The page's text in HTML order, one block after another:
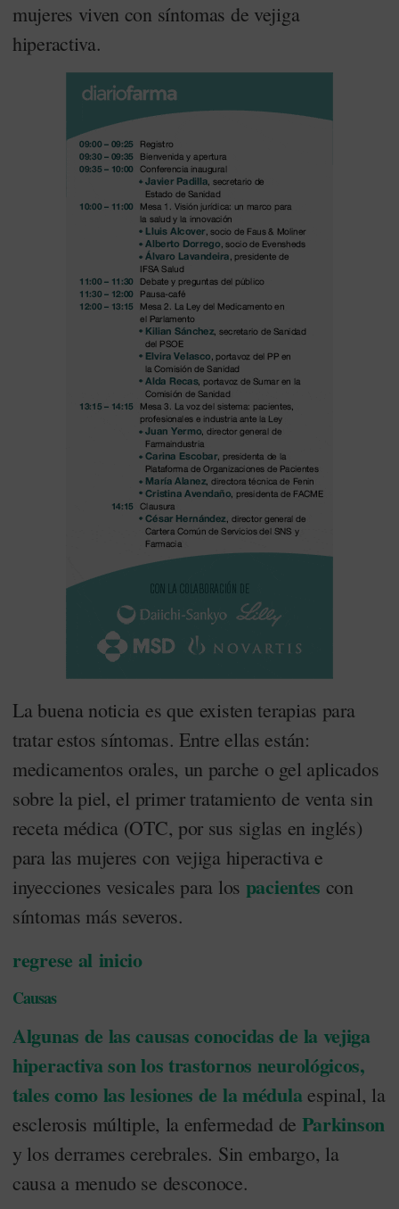
mujeres viven con síntomas de vejiga
hiperactiva.
La buena noticia es que existen terapias para
tratar estos síntomas. Entre ellas están:
medicamentos orales, un parche o gel aplicados
sobre la piel, el primer tratamiento de venta sin
receta médica (OTC, por sus siglas en inglés)
para las mujeres con vejiga hiperactiva e
inyecciones vesicales para los pacientes con
síntomas más severos.
regrese al inicio
Causas
Algunas de las causas conocidas de la vejiga
hiperactiva son los trastornos neurológicos,
tales como las lesiones de lamédulaespinal, la
esclerosis múltiple, la enfermedad de Parkinson
y los derrames cerebrales. Sin embargo, la
causa a menudo se desconoce.